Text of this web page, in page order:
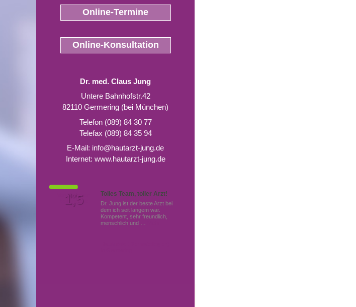
Online-Termine
Online-Konsultation
Dr. med. Claus Jung
Untere Bahnhofstr.42
82110 Germering (bei München)
Telefon (089) 84 30 77
Telefax (089) 84 35 94
E-Mail: info@hautarzt-jung.de
Internet: www.hautarzt-jung.de
Tolles Team, toller Arzt!
Dr. Jung ist der beste Arzt bei
dem ich seit langem war.
Kompetent, sehr freundlich,
menschlich und …
Von Patienten
bewertet mit
Note
1,5